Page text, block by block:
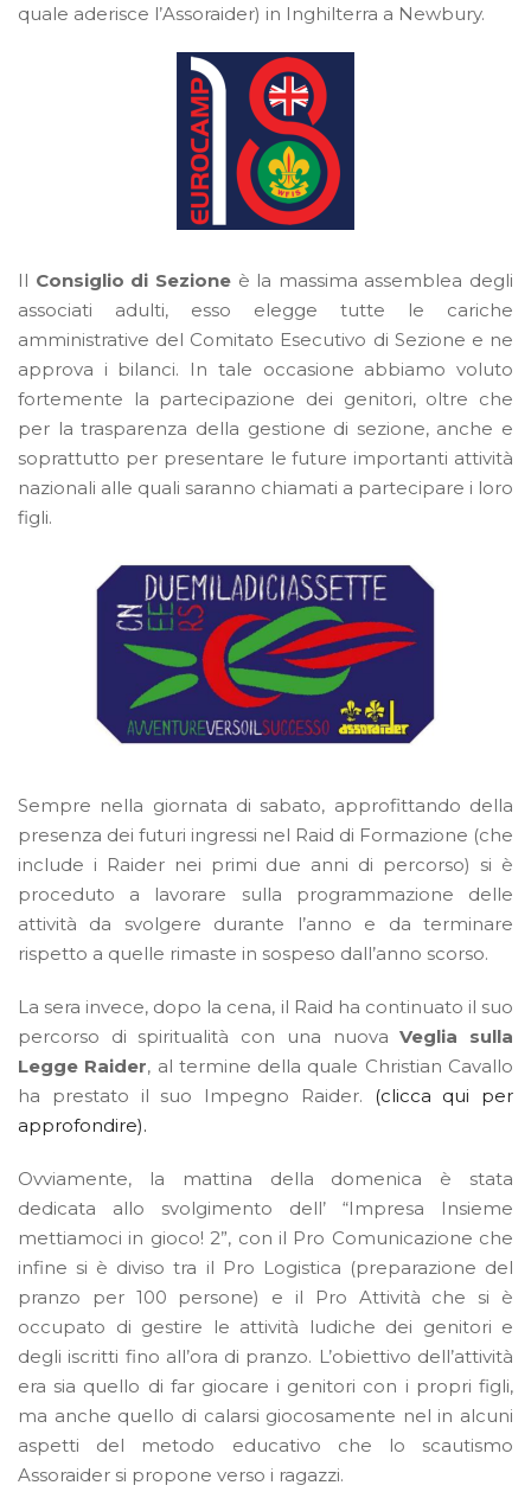
quale aderisce l’Assoraider) in Inghilterra a Newbury.
Il Consiglio di Sezioneè la massima assemblea degli
associati adulti, esso elegge tutte le cariche
amministrative del Comitato Esecutivo di Sezione e ne
approva i bilanci. In tale occasione abbiamo voluto
fortemente la partecipazione dei genitori, oltre che
per la trasparenza della gestione di sezione, anche e
soprattutto per presentare le future importanti attività
nazionali alle quali saranno chiamati a partecipare i loro
figli.
Sempre nella giornata di sabato, approfittando della
presenza dei futuri ingressi nel Raid di Formazione (che
include i Raider nei primi due anni di percorso) si è
proceduto a lavorare sulla programmazione delle
attività da svolgere durante l’anno e da terminare
rispetto a quelle rimaste in sospeso dall’anno scorso.
La sera invece, dopo la cena, il Raid ha continuato il suo
percorso di spiritualità con una nuovaVeglia sulla
Legge Raider, al termine della quale Christian Cavallo
ha prestato il suo Impegno Raider.
(clicca qui per
approfondire).
Ovviamente, la mattina della domenica è stata
dedicata allo svolgimento dell’ “Impresa Insieme
mettiamoci in gioco! 2”, con il Pro Comunicazione che
infine si è diviso tra il Pro Logistica (preparazione del
pranzo per 100 persone) e il Pro Attività che si è
occupato di gestire le attività ludiche dei genitori e
degli iscritti fino all’ora di pranzo. L’obiettivo dell’attività
era sia quello di far giocare i genitori con i propri figli,
ma anche quello di calarsi giocosamente nel in alcuni
aspetti del metodo educativo che lo scautismo
Assoraider si propone verso i ragazzi.